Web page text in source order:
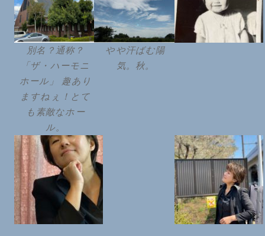
別名？通称？
「ザ・ハーモニ
ホール」 趣あり
ますねぇ！とて
も素敵なホー
ル。
やや汗ばむ陽
気。秋。